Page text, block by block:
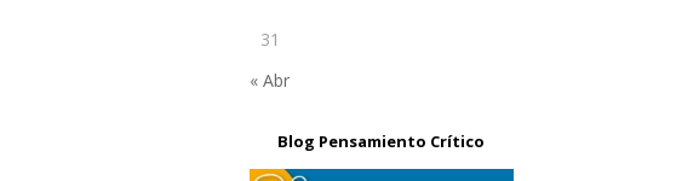
31
« Abr
Blog Pensamiento Crítico